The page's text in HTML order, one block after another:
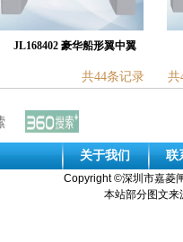
JL168402 豪华船形翼中翼
共44条记录 共
关于我们 联
Copyright ©深圳市嘉菱
本站部分图文来